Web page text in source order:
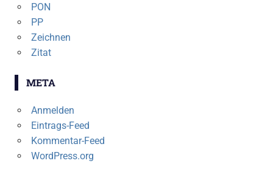
PON
PP
Zeichnen
Zitat
META
Anmelden
Eintrags-Feed
Kommentar-Feed
WordPress.org